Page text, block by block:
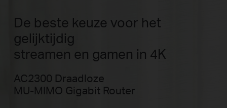
De beste keuze voor het
gelijktijdig
streamen en gamen in 4K
AC2300 Draadloze
MU-MIMO Gigabit Router